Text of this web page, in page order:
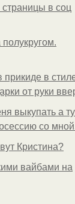
страницы в соц
полукругом.
прикиде в
от руки
выкупать а
со
Кристина?
вайбами на